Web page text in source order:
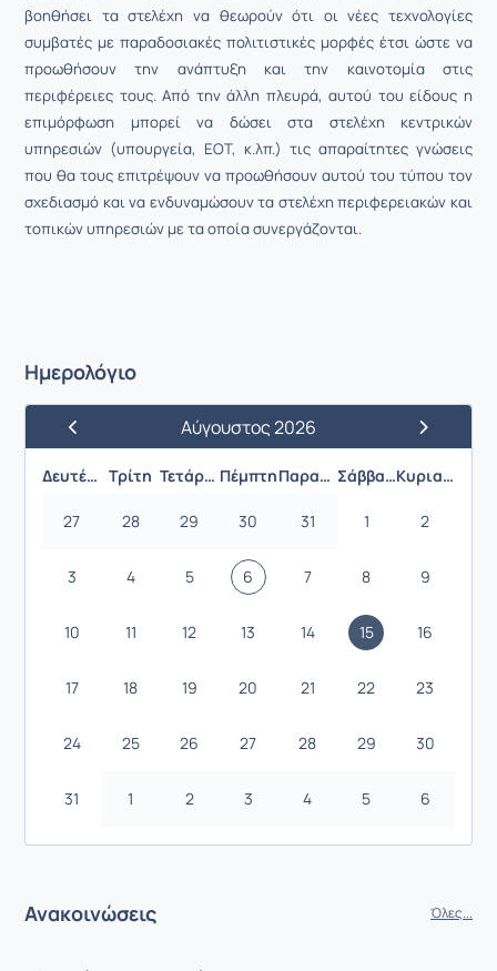
βοηθήσει τα στελέχη να θεωρούν ότι οι νέες τεχνολογίες
συμβατές με παραδοσιακές πολιτιστικές μορφές έτσι ώστε να
προωθήσουν την ανάπτυξη και την καινοτομία στις
περιφέρειες τους. Από την άλλη πλευρά, αυτού του είδους η
επιμόρφωση μπορεί να δώσει στα στελέχη κεντρικών
υπηρεσιών (υπουργεία, ΕΟΤ, κ.λπ.) τις απαραίτητες γνώσεις
που θα τους επιτρέψουν να προωθήσουν αυτού του τύπου τον
σχεδιασμό και να ενδυναμώσουν τα στελέχη περιφερειακών και
τοπικών υπηρεσιών με τα οποία συνεργάζονται.
Ημερολόγιο
Προηγούμενος ΜήναςΑύγουστος 2026
Επόμενος
Δευτέρα Τρίτη Τετάρτη Πέμπτη Παρασκευή Σάββατο Κυριακή
27 28 29 30 31 1 2
3 4 5 6 7 8 9
10 11 12 13 14 15 16
17 18 19 20 21 22 23
24 25 26 27 28 29 30
31 1 2 3 4 5 6
Ανακοινώσεις Όλες...